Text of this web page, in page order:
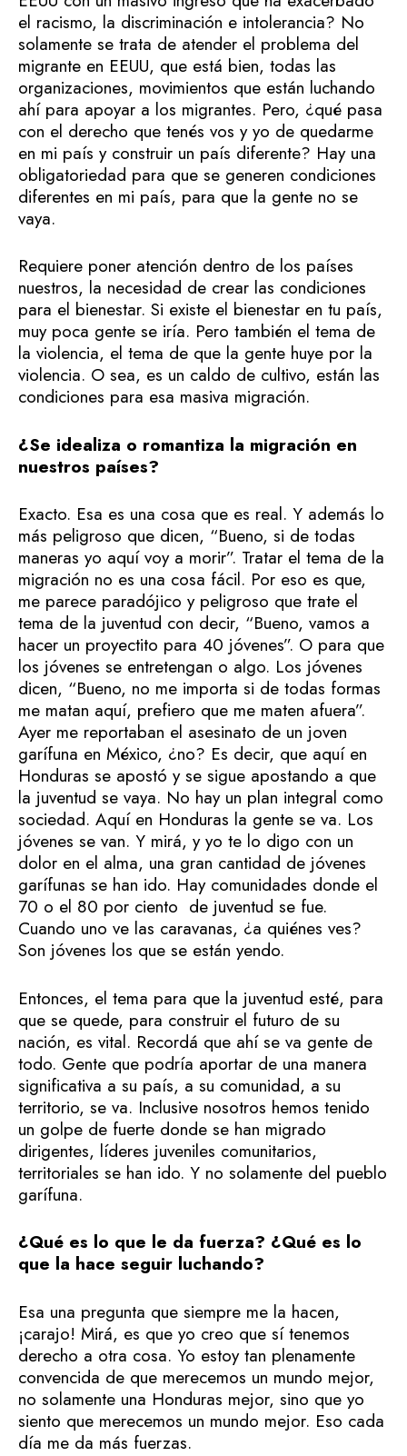
el racismo, la discriminación e intolerancia? No
solamente se trata de atender el problema del
migrante en EEUU, que está bien, todas las
organizaciones, movimientos que están luchando
ahí para apoyar a los migrantes. Pero, ¿qué pasa
con el derecho que tenés vos y yo de quedarme
en mi país y construir un país diferente? Hay una
obligatoriedad para que se generen condiciones
diferentes en mi país, para que la gente no se
vaya.
Requiere poner atención dentro de los países
nuestros, la necesidad de crear las condiciones
para el bienestar. Si existe el bienestar en tu país,
muy poca gente se iría. Pero también el tema de
la violencia, el tema de que la gente huye por la
violencia. O sea, es un caldo de cultivo, están las
condiciones para esa masiva migración.
¿Se idealiza o romantiza la migración en
nuestros países?
Exacto. Esa es una cosa que es real. Y además lo
más peligroso que dicen, “Bueno, si de todas
maneras yo aquí voy a morir”. Tratar el tema de la
migración no es una cosa fácil. Por eso es que,
me parece paradójico y peligroso que trate el
tema de la juventud con decir, “Bueno, vamos a
hacer un proyectito para 40 jóvenes”. O para que
los jóvenes se entretengan o algo. Los jóvenes
dicen, “Bueno, no me importa si de todas formas
me matan aquí, prefiero que me maten afuera”.
Ayer me reportaban el asesinato de un joven
garífuna en México, ¿no? Es decir, que aquí en
Honduras se apostó y se sigue apostando a que
la juventud se vaya. No hay un plan integral como
sociedad. Aquí en Honduras la gente se va. Los
jóvenes se van. Y mirá, y yo te lo digo con un
dolor en el alma, una gran cantidad de jóvenes
garífunas se han ido. Hay comunidades donde el
70 o el 80 por ciento de juventud se fue.
Cuando uno ve las caravanas, ¿a quiénes ves?
Son jóvenes los que se están yendo.
Entonces, el tema para que la juventud esté, para
que se quede, para construir el futuro de su
nación, es vital. Recordá que ahí se va gente de
todo. Gente que podría aportar de una manera
significativa a su país, a su comunidad, a su
territorio, se va. Inclusive nosotros hemos tenido
un golpe de fuerte donde se han migrado
dirigentes, líderes juveniles comunitarios,
territoriales se han ido. Y no solamente del pueblo
garífuna.
¿Qué es lo que le da fuerza? ¿Qué es lo
que la hace seguir luchando?
Esa una pregunta que siempre me la hacen,
¡carajo! Mirá, es que yo creo que sí tenemos
derecho a otra cosa. Yo estoy tan plenamente
convencida de que merecemos un mundo mejor,
no solamente una Honduras mejor, sino que yo
siento que merecemos un mundo mejor. Eso cada
día me da más fuerzas.